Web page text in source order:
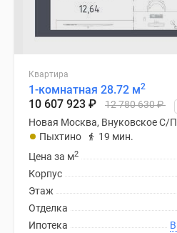
Квартира
1-комнатная 28.72 м2
10 607 923 ₽ 12 780 630₽
Новая Москва, Внуковское С/П
Пыхтино
19 мин.
Цена за м2
Корпус
Этаж
Отделка
Ипотека